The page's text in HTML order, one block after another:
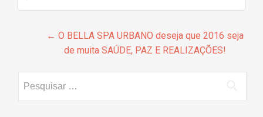
Navegação
posts
← O BELLA SPA URBANO deseja que 2016 seja
de muita SAÚDE, PAZ E REALIZAÇÕES!